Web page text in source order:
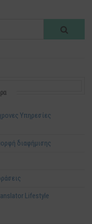
Υπηρεσίες
διαφήμισης
Lifestyle